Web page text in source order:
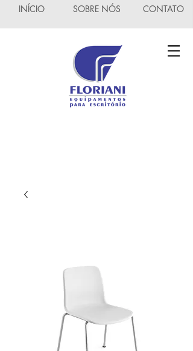
CONTATO
SOBRE NÓS
INÍCIO